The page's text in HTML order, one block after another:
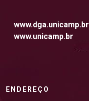
www.dga.unicamp.br
www.unicamp.br
ENDEREÇO